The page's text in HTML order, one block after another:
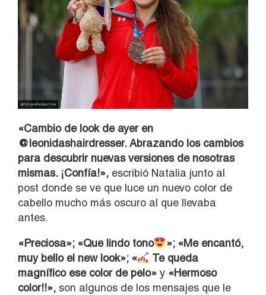
«Cambio de look de ayer en
@leonidashairdresser. Abrazando los cambios
para descubrir nuevas versiones de nosotras
mismas. ¡Confía!», escribió Natalia junto al
post donde se ve que luce un nuevo color de
cabello mucho más oscuro al que llevaba
antes.
«Preciosa»; «Que lindo tono
»; «Me encantó,
muy bello el new look»; «
Te queda
magnífico ese color de pelo» y «Hermoso
color!!», son algunos de los mensajes que le